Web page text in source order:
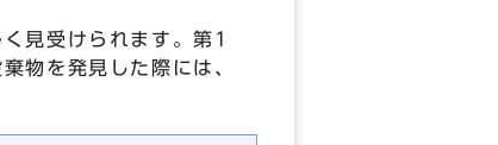
見受けられます。第1
物を発見した際には、